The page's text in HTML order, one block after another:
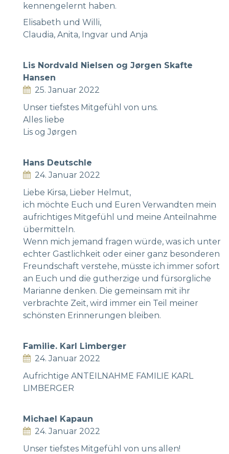
kennengelernt haben.
Elisabeth und Willi,
Claudia, Anita, Ingvar und Anja
Lis Nordvald Nielsen og Jørgen Skafte
Hansen
25. Januar 2022
Unser tiefstes Mitgefühl von uns.
Alles liebe
Lis og Jørgen
Hans Deutschle
24. Januar 2022
Liebe Kirsa, Lieber Helmut,
ich möchte Euch und Euren Verwandten mein
aufrichtiges Mitgefühl und meine Anteilnahme
übermitteln.
Wenn mich jemand fragen würde, was ich unter
echter Gastlichkeit oder einer ganz besonderen
Freundschaft verstehe, müsste ich immer sofort
an Euch und die gutherzige und fürsorgliche
Marianne denken. Die gemeinsam mit ihr
verbrachte Zeit, wird immer ein Teil meiner
schönsten Erinnerungen bleiben.
Familie. Karl Limberger
24. Januar 2022
Aufrichtige ANTEILNAHME FAMILIE KARL
LIMBERGER
Michael Kapaun
24. Januar 2022
Unser tiefstes Mitgefühl von uns allen!